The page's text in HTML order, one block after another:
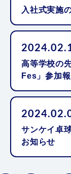
入社式実施
高等学校の
Fes」参加
サンケイ卓
お知らせ